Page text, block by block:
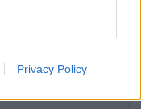
Privacy Policy